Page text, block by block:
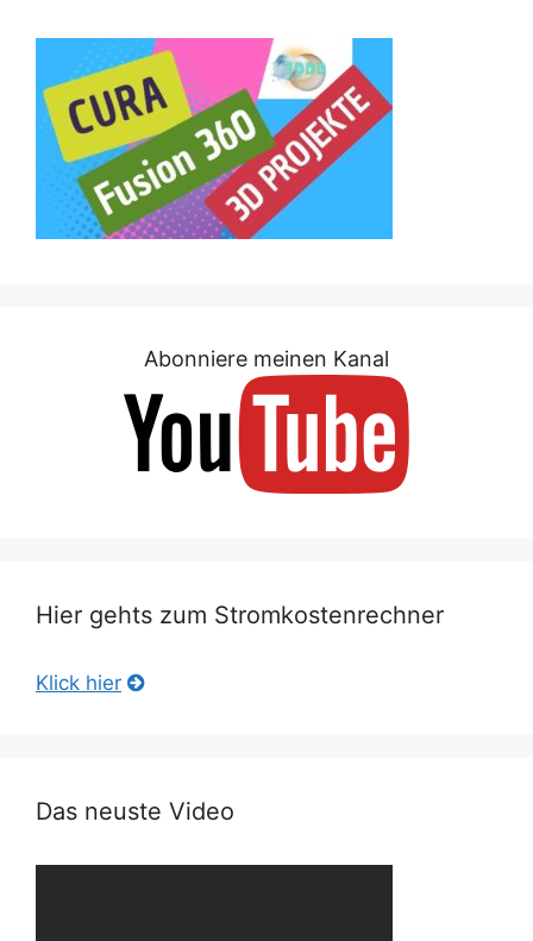
Abonniere meinen Kanal
Hier gehts zum Stromkostenrechner
Klick hier
Das neuste Video